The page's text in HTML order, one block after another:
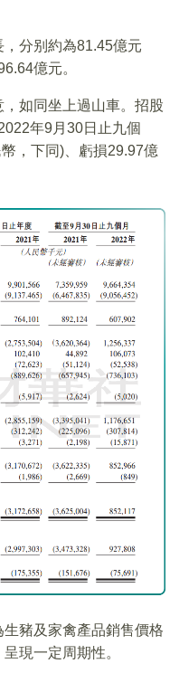
，分别約為81.45億元
億元。
如同坐上過山車。招股
年9月30日止九個
，下同)、虧損29.97億
豬及家禽產品銷售價格
現一定周期性。